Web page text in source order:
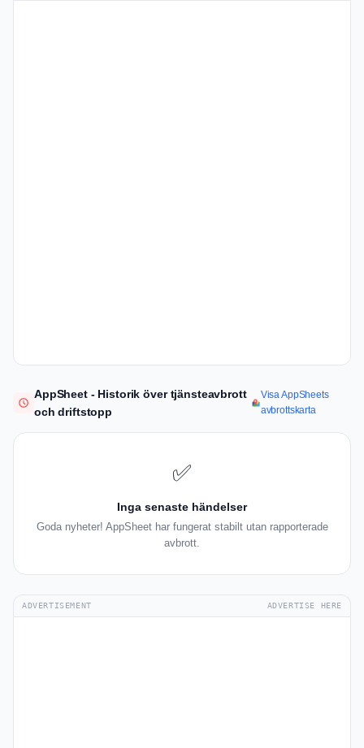
AppSheet - Historik över tjänsteavbrott
och driftstopp
Visa AppSheets
avbrottskarta
✅
Inga senaste händelser
Goda nyheter! AppSheet har fungerat stabilt utan rapporterade
avbrott.
ADVERTISEMENT ADVERTISE HERE